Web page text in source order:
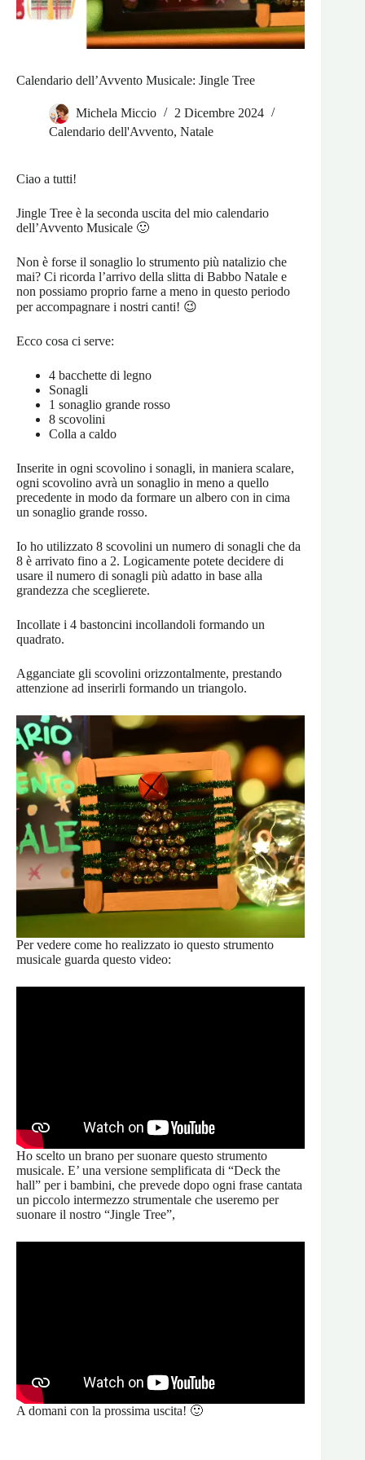
Calendario dell’Avvento Musicale: Jingle Tree
Michela Miccio
2 Dicembre 2024
Calendario dell'Avvento, Natale
Ciao a tutti!
Jingle Tree è la seconda uscita del mio calendario
dell’Avvento Musicale 🙂
Non è forse il sonaglio lo strumento più natalizio che
mai? Ci ricorda l’arrivo della slitta di Babbo Natale e
non possiamo proprio farne a meno in questo periodo
per accompagnare i nostri canti! 😉
Ecco cosa ci serve:
4 bacchette di legno
Sonagli
1 sonaglio grande rosso
8 scovolini
Colla a caldo
Inserite in ogni scovolino i sonagli, in maniera scalare,
ogni scovolino avrà un sonaglio in meno a quello
precedente in modo da formare un albero con in cima
un sonaglio grande rosso.
Io ho utilizzato 8 scovolini un numero di sonagli che da
8 è arrivato fino a 2. Logicamente potete decidere di
usare il numero di sonagli più adatto in base alla
grandezza che sceglierete.
Incollate i 4 bastoncini incollandoli formando un
quadrato.
Agganciate gli scovolini orizzontalmente, prestando
attenzione ad inserirli formando un triangolo.
Per vedere come ho realizzato io questo strumento
musicale guarda questo video:
Ho scelto un brano per suonare questo strumento
musicale. E’ una versione semplificata di “Deck the
hall” per i bambini, che prevede dopo ogni frase cantata
un piccolo intermezzo strumentale che useremo per
suonare il nostro “Jingle Tree”,
A domani con la prossima uscita! 🙂